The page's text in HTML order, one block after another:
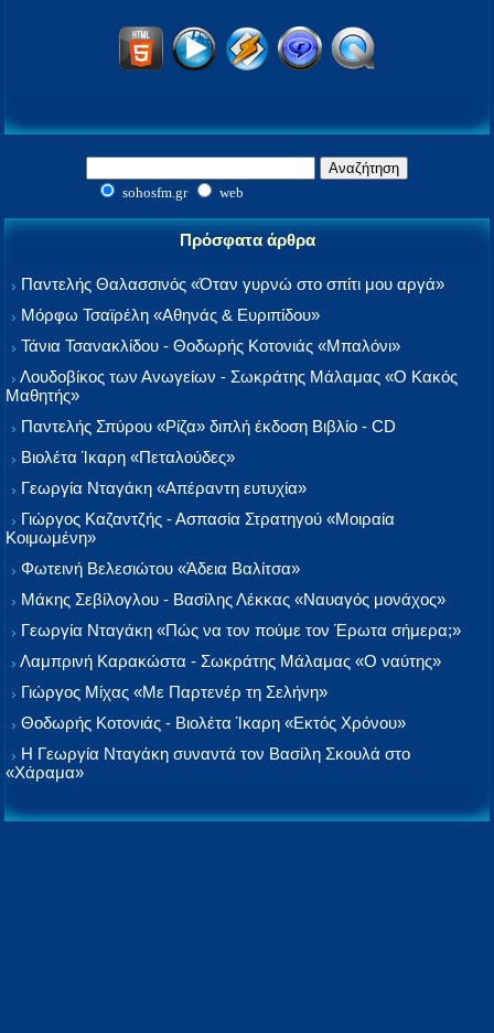
sohosfm.gr web
Πρόσφατα άρθρα
Παντελής Θαλασσινός «Όταν γυρνώ στο σπίτι μου αργά»
Μόρφω Τσαϊρέλη «Αθηνάς & Ευριπίδου»
Τάνια Τσανακλίδου - Θοδωρής Κοτονιάς «Μπαλόνι»
Λουδοβίκος των Ανωγείων - Σωκράτης Μάλαμας «Ο Κακός
Μαθητής»
Παντελής Σπύρου «Ρίζα» διπλή έκδοση Βιβλίο - CD
Βιολέτα Ίκαρη «Πεταλούδες»
Γεωργία Νταγάκη «Aπέραντη ευτυχία»
Γιώργος Καζαντζής - Ασπασία Στρατηγού «Μοιραία
Κοιμωμένη»
Φωτεινή Βελεσιώτου «Άδεια Βαλίτσα»
Μάκης Σεβίλογλου - Βασίλης Λέκκας «Ναυαγός μονάχος»
Γεωργία Νταγάκη «Πώς να τον πούμε τον Έρωτα σήμερα;»
Λαμπρινή Καρακώστα - Σωκράτης Μάλαμας «Ο ναύτης»
Γιώργος Μίχας «Με Παρτενέρ τη Σελήνη»
Θοδωρής Κοτονιάς - Βιολέτα Ίκαρη «Εκτός Χρόνου»
Η Γεωργία Νταγάκη συναντά τον Βασίλη Σκουλά στο
«Χάραμα»